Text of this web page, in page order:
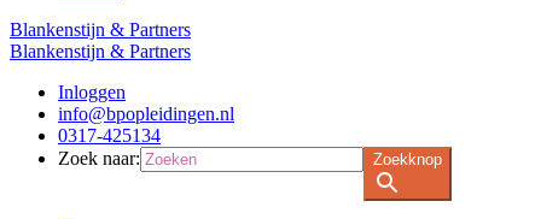
Blankenstijn & Partners
Blankenstijn & Partners
Inloggen
info@bpopleidingen.nl
0317-425134
Zoek naar:
Zoekknop